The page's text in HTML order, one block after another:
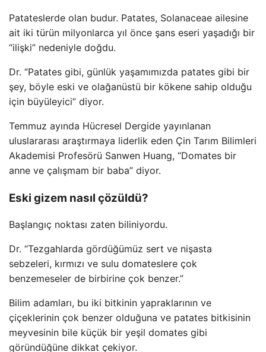
Patateslerde olan budur. Patates, Solanaceae ailesine
ait iki türün milyonlarca yıl önce şans eseri yaşadığı bir
“ilişki” nedeniyle doğdu.
Dr. “Patates gibi, günlük yaşamımızda patates gibi bir
şey, böyle eski ve olağanüstü bir kökene sahip olduğu
için büyüleyici” diyor.
Temmuz ayında Hücresel Dergide yayınlanan
uluslararası araştırmaya liderlik eden Çin Tarım Bilimleri
Akademisi Profesörü Sanwen Huang, “Domates bir
anne ve çalışmam bir baba” diyor.
Eski gizem nasıl çözüldü?
Başlangıç ​​noktası zaten biliniyordu.
Dr. “Tezgahlarda gördüğümüz sert ve nişasta
sebzeleri, kırmızı ve sulu domateslere çok
benzemeseler de birbirine çok benzer.”
Bilim adamları, bu iki bitkinin yapraklarının ve
çiçeklerinin çok benzer olduğuna ve patates bitkisinin
meyvesinin bile küçük bir yeşil domates gibi
göründüğüne dikkat çekiyor.